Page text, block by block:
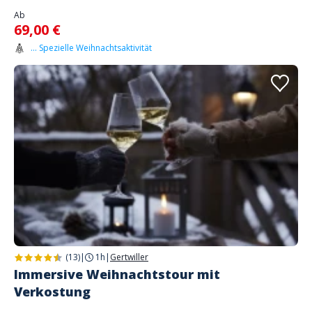
Ab
69,00 €
... Spezielle Weihnachtsaktivität
(13)| 1h | Gertwiller
Immersive Weihnachtstour mit
Verkostung